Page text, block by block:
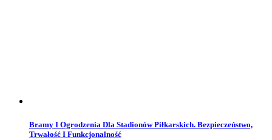
Bramy I Ogrodzenia Dla Stadionów Piłkarskich. Bezpieczeństwo,
Trwałość I Funkcjonalność